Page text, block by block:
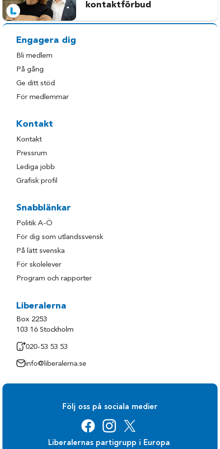
kontaktförbud
Engagera dig
Bli medlem
På gång
Ge ditt stöd
För medlemmar
Kontakt
Kontakt
Pressrum
Lediga jobb
Grafisk profil
Snabblänkar
Politik A-Ö
För dig som utlandssvensk
På lätt svenska
För skolelever
Program och rapporter
Liberalerna
Box 2253
103 16 Stockholm
020-53 53 53
info@liberalerna.se
Följ oss på sociala medier
Liberalernas partigrupp i Europa